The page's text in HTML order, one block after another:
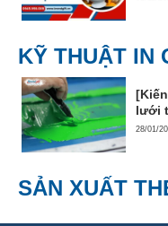
KỸ THUẬT IN
lưới
28/01/
SẢN XUẤT